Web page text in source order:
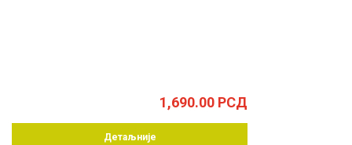
1,690.00 РСД
Детаљније